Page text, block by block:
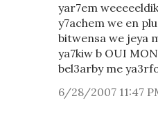
yar7em
y7achem we en
bitwensa we jeya
ya7kiw b OUI
bel3arby me
6/28/2007 11:47